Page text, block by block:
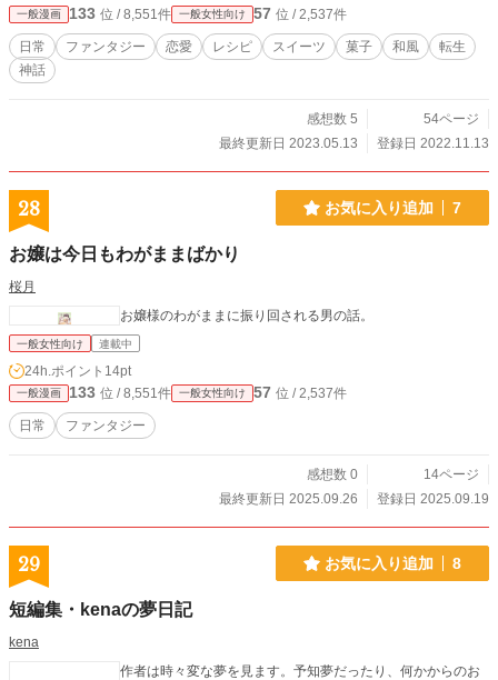
一般漫画 133 位 / 8,551件 一般女性向け 57 位 / 2,537件
日常 ファンタジー 恋愛 レシピ スイーツ 菓子 和風
転生
神話
感想数 5
54ページ
最終更新日 2023.05.13
登録日 2022.11.13
28 お気に入り追加 7
お嬢は今日もわがままばかり
桜月
お嬢様のわがままに振り回される男の話。
一般女性向け 連載中
24h.ポイント 14pt
一般漫画 133 位 / 8,551件 一般女性向け 57 位 / 2,537件
日常 ファンタジー
感想数 0
14ページ
最終更新日 2025.09.26
登録日 2025.09.19
29 お気に入り追加 8
短編集・kenaの夢日記
kena
作者は時々変な夢を見ます。予知夢だったり、何かからのお